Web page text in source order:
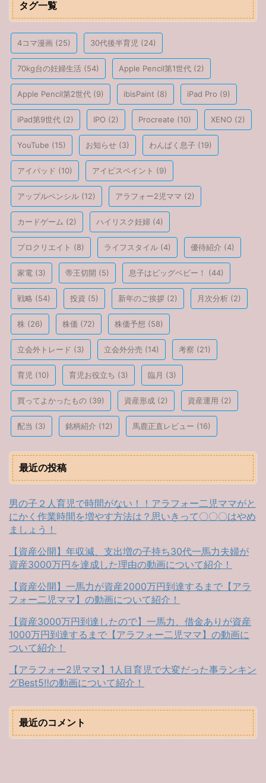
タグ一覧
4コマ漫画 (25) 30代後半育児 (24)
70kg台の妊婦生活 (54) Apple Pencil第1世代 (2)
Apple Pencil第2世代 (9) ibisPaint (8) iPad Pro (9)
iPad第9世代 (2) IPO (2) Procreate (10) XENO (2)
YouTube (15) お知らせ (3) わんぱく息子 (19)
アイパッド (10) アイビスペイント (9)
アップルペンシル (12) アラフォー2児ママ (2)
カードゲーム (2) ハイリスク妊婦 (4)
プロクリエイト (8) ライフスタイル (4) 優待紹介 (4)
家電 (3) 帝王切開 (5) 息子はビッグベビー！ (44)
戦略 (54) 投資 (5) 新年のご挨拶 (2) 月次分析 (2)
株 (26) 株価 (72) 株価予想 (58)
立会外トレード (3) 立会外分売 (14) 考察 (21)
育児 (10) 育児お役立ち (3) 臨月 (3)
買ってよかったもの (39) 資産形成 (2) 資産運用 (2)
配当 (3) 銘柄紹介 (12) 馬鹿正直レビュー (16)
最近の投稿
男の子２人育児で時間がない！！アラフォー二児ママがと
にかく作業時間を増やす方法は？思いきって〇〇〇はやめ
ましょう！
【資産公開】年収減、支出増の子持ち30代一馬力夫婦が
資産3000万円を達成した理由の動画について紹介！
【資産公開】一馬力が資産2000万円到達するまで【アラ
フォー二児ママ】の動画について紹介！
【資産3000万円到達したので】一馬力、借金ありが資産
1000万円到達するまで【アラフォー二児ママ】の動画に
ついて紹介！
【アラフォー2児ママ】1人目育児で大変だった事ランキン
グBest5‼︎の動画について紹介！
最近のコメント